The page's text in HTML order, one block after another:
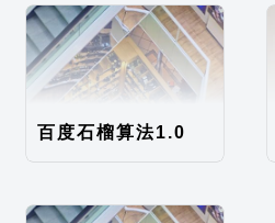
百度石榴算法1.0